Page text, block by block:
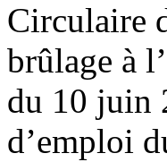
Circulaire
brûlage à
du 10 juin
d’emploi